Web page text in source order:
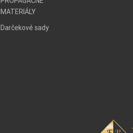
MATERIÁLY
Darčekové sady